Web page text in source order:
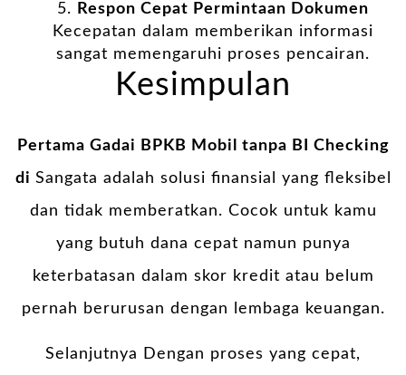
Respon Cepat Permintaan Dokumen
Kecepatan dalam memberikan informasi
sangat memengaruhi proses pencairan.
Kesimpulan
Pertama Gadai BPKB Mobil tanpa BI Checking
di Sangata adalah solusi finansial yang fleksibel
dan tidak memberatkan. Cocok untuk kamu
yang butuh dana cepat namun punya
keterbatasan dalam skor kredit atau belum
pernah berurusan dengan lembaga keuangan.
Selanjutnya Dengan proses yang cepat,